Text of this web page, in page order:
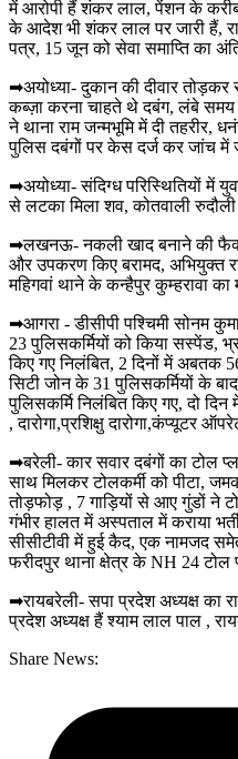
में आरोपी हैं शंकर लाल, पेंशन के
के आदेश भी शंकर लाल पर जारी हैं,
पत्र, 15 जून को सेवा समाप्ति का
➡अयोध्या- दुकान की दीवार तोड़कर
कब्ज़ा करना चाहते थे दबंग, लंबे समय
ने थाना राम जन्मभूमि में दी तहरीर,
पुलिस दबंगों पर केस दर्ज कर जांच में
➡अयोध्या- संदिग्ध परिस्थितियों में
से लटका मिला शव, कोतवाली रुदौली
➡लखनऊ- नकली खाद बनाने की
और उपकरण किए बरामद, अभियुक्त
महिगवां थाने के कन्हैपुर कुम्हरावा का
➡आगरा - डीसीपी पश्चिमी सोनम
23 पुलिसकर्मियों को किया सस्पेंड,
किए गए निलंबित, 2 दिनों में अबतक
सिटी जोन के 31 पुलिसकर्मियों के
पुलिसकर्मि निलंबित किए गए, दो दिन
, दारोगा,प्रशिक्षु दारोगा,कंप्यूटर
➡बरेली- कार सवार दबंगों का टोल
साथ मिलकर टोलकर्मी को पीटा,
तोड़फोड़ , 7 गाड़ियों से आए गुंडों ने
गंभीर हालत में अस्पताल में कराया
सीसीटीवी में हुई कैद, एक नामजद
फरीदपुर थाना क्षेत्र के NH 24 टोल
➡रायबरेली- सपा प्रदेश अध्यक्ष का
प्रदेश अध्यक्ष हैं श्याम लाल पाल ,
Share News: